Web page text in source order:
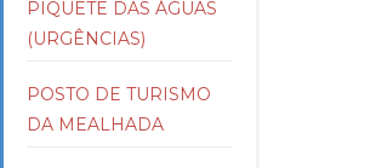
PIQUETE DAS ÁGUAS
(URGÊNCIAS)
POSTO DE TURISMO
DA MEALHADA